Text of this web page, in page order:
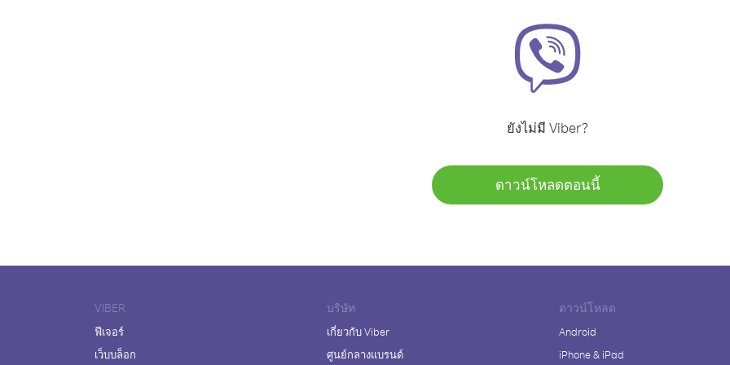
ยังไม่มี Viber?
ดาวน์โหลดตอนนี้
VIBER
ฟีเจอร์
เว็บบล็อก
บริษัท
เกี่ยวกับ Viber
ศูนย์กลางแบรนด์
ดาวน์โหลด
Android
iPhone & iPad